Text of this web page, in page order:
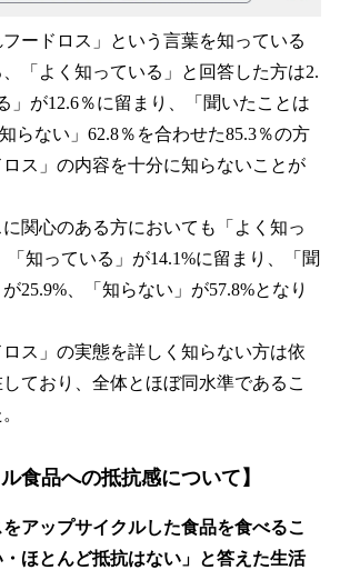
ードロス」という言葉を知っている
「よく知っている」と回答した方は2.
」が12.6％に留まり、「聞いたことは
らない」62.8％を合わせた85.3％の方
ス」の内容を十分に知らないことが
関心のある方においても「よく知っ
「知っている」が14.1%に留まり、「聞
25.9%、「知らない」が57.8%となり
ス」の実態を詳しく知らない方は依
ており、全体とほぼ同水準であるこ
食品への抵抗感について】
アップサイクルした食品を食べるこ
ほとんど抵抗はない」と答えた生活